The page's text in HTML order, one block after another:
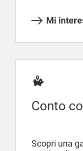
Mi
Conto
Scopri una